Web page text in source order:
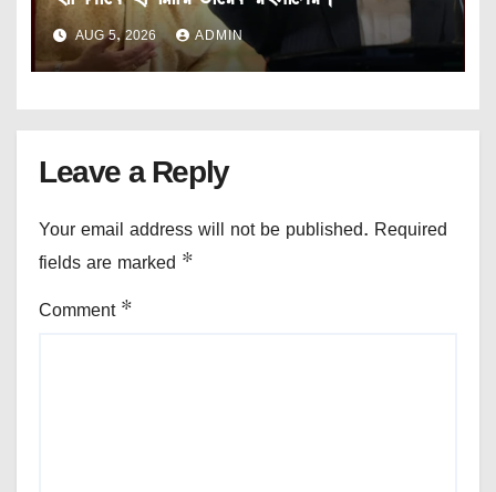
AUG 5, 2026 ADMIN
Leave a Reply
Your email address will not be published. Required
fields are marked *
Comment *